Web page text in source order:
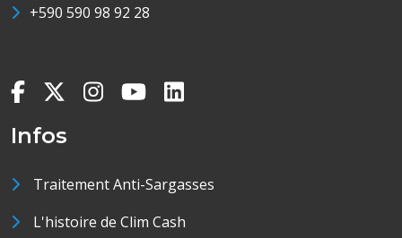
+590 590 98 92 28
Infos
Traitement Anti-Sargasses
L'histoire de Clim Cash